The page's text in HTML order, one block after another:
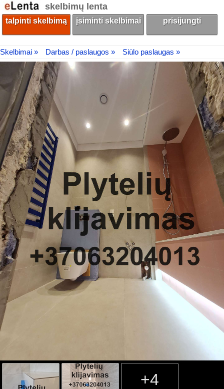
skelbimų lenta
talpinti skelbimą įsiminti skelbimai prisijungti
Skelbimai » Darbas / paslaugos » Siūlo paslaugas »
+4